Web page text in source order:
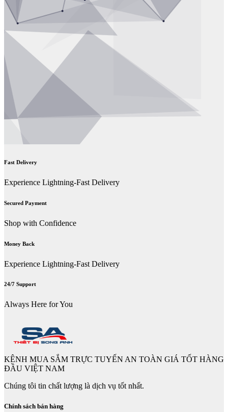
Fast Delivery
Experience Lightning-Fast Delivery
Secured Payment
Shop with Confidence
Money Back
Experience Lightning-Fast Delivery
24/7 Support
Always Here for You
KÊNH MUA SẮM TRỰC TUYẾN AN TOÀN GIÁ TỐT HÀNG
ĐẦU VIỆT NAM
Chúng tôi tin chất lượng là dịch vụ tốt nhất.
Chính sách bán hàng